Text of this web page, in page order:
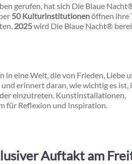
gerufen, hat sich Die Blaue
50 Kulturinstitutionenöffnen ihre
2025wird Die Blaue Nacht®
in eine Welt, die von Frieden, Liebe
erinnert daran, wie wichtig es ist,
einzutreten. Kunstinstallationen,
für Reflexion und Inspiration.
Auftakt am